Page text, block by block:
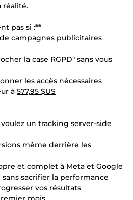
réalité.
pas si :**
campagnes publicitaires
la case RGPD" sans vous
les accès nécessaires
à 577,95 $US
un tracking server-side
même derrière les
et complet à Meta et Google
sacrifier la performance
vos résultats